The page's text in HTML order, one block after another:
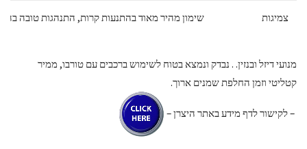
צמיגות שימון מהיר מאוד בהתנעות קרות, התנהגות טובה
מנועי דיזל ובנזין. . נבדק ונמצא בטוח לשימוש ברכבים עם טורבו, ממיר
קטליטי וזמן החלפת שמנים ארוך.
– לקישור לדף מידע באתר היצרן –